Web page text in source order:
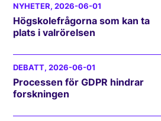
NYHETER, 2026-06-01
Högskolefrågorna som kan ta
plats i valrörelsen
DEBATT, 2026-06-01
Processen för GDPR hindrar
forskningen